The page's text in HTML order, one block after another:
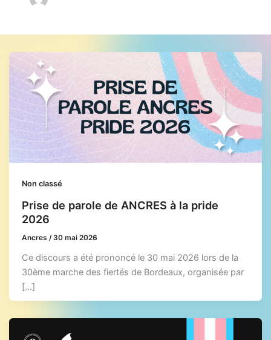
Non classé
Prise de parole de ANCRES à la pride
2026
Ancres / 30 mai 2026
Ce discours a été prononcé le 30 mai 2026 lors de la
30ème marche des fiertés de Bordeaux, organisée par
[…]